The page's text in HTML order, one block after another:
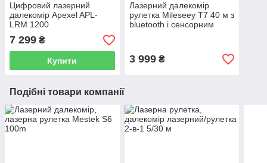
Цифровий лазерний
далекомір Apexel APL-
LRM 1200
7 299 ₴
Купити
Лазерний далекомір
рулетка Mileseey T7 40 м з
bluetooth і сенсорним
3 999₴
Подібні товари компанії